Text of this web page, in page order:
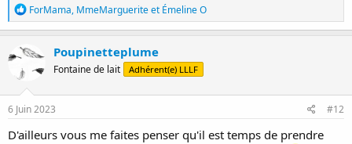
R
é
a
c
t
n
s
ForMama, MmeMargueriteet Émeline O
Poupinetteplume
Fontaine de lait Adhérent(e) LLLF
6 Juin 2023 #12
D'ailleurs vous me faites penser qu'il est temps de prendre